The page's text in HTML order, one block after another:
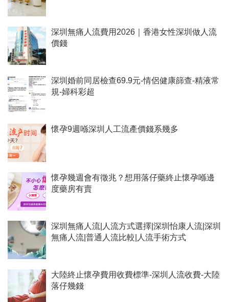
深圳無痛人流費用2026｜香港女性深圳做人流
價錢
深圳婚前同居檢查69.9元-情侶健康篩查-精液常
規-婦科彩超
懷孕9週喺深圳人工流產價錢系幾多
懷孕幾週會有徵兆？想用落仔藥終止懷孕喺邊
度藥房有賣
深圳無痛人流|人流方式選擇|深圳怡康人流|深圳
無痛人流|普通人流比較|人流手術方式
大陸終止懷孕費用收費標準-深圳人流收費-大陸
落仔幾錢